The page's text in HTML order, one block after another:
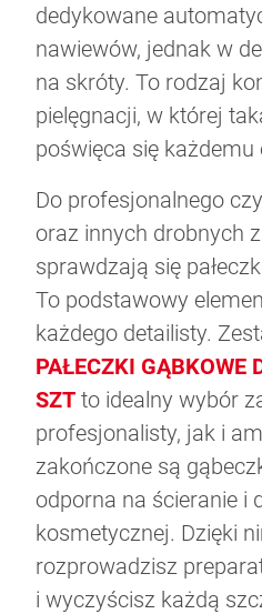
Miejmy baczenie na
drogowych
Zespół LETNI i marka
Kampania Muzyczna w
Co to jest płyn
10 rad dla kobiet od
Europy
dedykowane
nawiewów, jednak w
na skróty. To rodzaj
pielęgnacji, w której
poświęca się każdemu
Do profesjonalnego
oraz innych drobnych
sprawdzają się
To podstawowy
każdego detailisty.
PAŁECZKI GĄBKOWE
SZT to idealny wybór
profesjonalisty, jak i
zakończone są
odporna na ścieranie i
kosmetycznej. Dzięki
rozprowadzisz
i wyczyścisz każdą